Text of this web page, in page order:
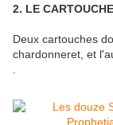
2. LE
Deux cartouches
chardonneret, et